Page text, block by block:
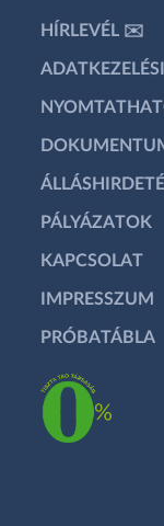
HÍRLEVÉL ✉️
PÁLYÁZATOK
KAPCSOLAT
IMPRESSZUM
PRÓBATÁBLA